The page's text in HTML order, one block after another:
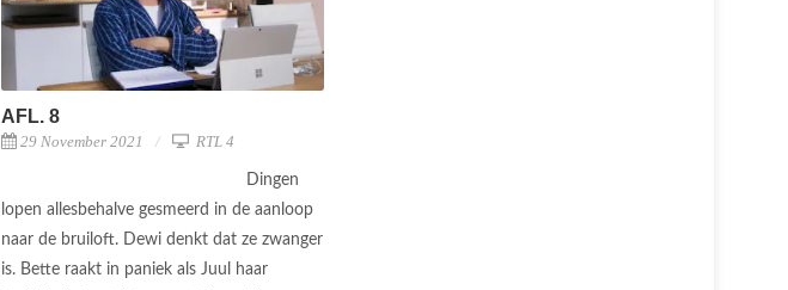
AFL. 8
29 November 2021 RTL 4
Dingen
lopen allesbehalve gesmeerd in de aanloop
naar de bruiloft. Dewi denkt dat ze zwanger
is. Bette raakt in paniek als Juul haar